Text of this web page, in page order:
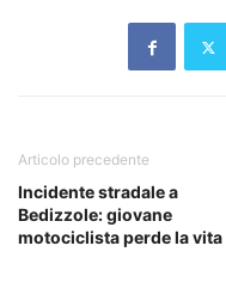
Articolo precedente
Incidente stradale a
Bedizzole: giovane
motociclista perde la vita